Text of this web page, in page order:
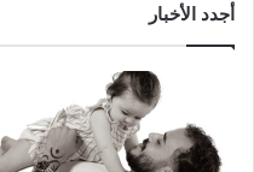
أجدد الأخبار